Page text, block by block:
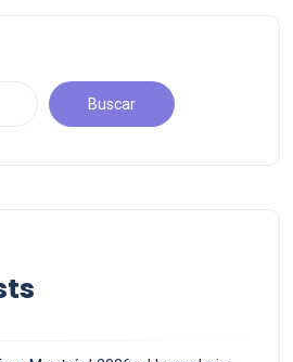
Buscar